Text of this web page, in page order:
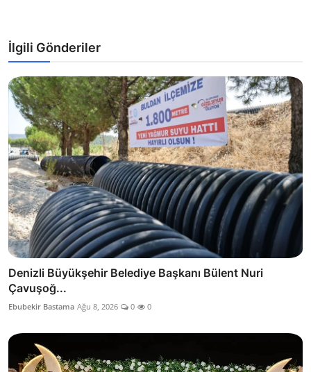
İlgili Gönderiler
Denizli Büyükşehir Belediye Başkanı Bülent Nuri
Çavuşoğ...
Ebubekir Bastama Ağu 8, 2026 0 0